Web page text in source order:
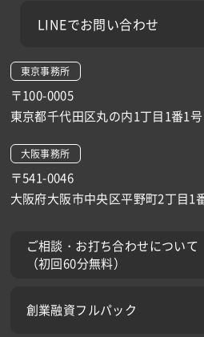
LINEでお問い合わせ
東京事務所
〒100-0005
東京都千代田区丸の内1丁目1番1
大阪事務所
〒541-0046
大阪府大阪市中央区平野町2丁目1
ご相談・お打ち合わせについて
（初回60分無料）
創業融資フルパック